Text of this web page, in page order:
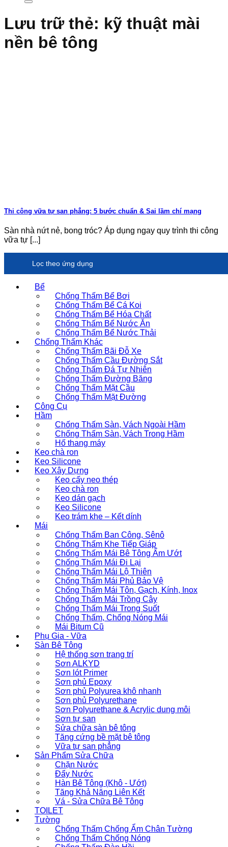
Lưu trữ thẻ: kỹ thuật mài
nền bê tông
Thi công vữa tự san phẳng: 5 bước chuẩn & Sai lầm chí mạng
Sàn nhà nứt nẻ, bong tróc? Áp dụng ngay quy trình thi công
vữa tự [...]
Lọc theo ứng dụng
Bể
Chống Thấm Bể Bơi
Chống Thấm Bể Cá Koi
Chống Thấm Bể Hóa Chất
Chống Thấm Bể Nước Ăn
Chống Thấm Bể Nước Thải
Chống Thấm Khác
Chống Thấm Bãi Đỗ Xe
Chống Thấm Cầu Đường Sắt
Chống Thấm Đá Tự Nhiên
Chống Thấm Đường Băng
Chống Thấm Mặt Cầu
Chống Thấm Mặt Đường
Công Cụ
Hầm
Chống Thấm Sàn, Vách Ngoài Hầm
Chống Thấm Sàn, Vách Trong Hầm
Hố thang máy
Keo chà ron
Keo Silicone
Keo Xây Dựng
Keo cấy neo thép
Keo chà ron
Keo dán gạch
Keo Silicone
Keo trám khe – Kết dính
Mái
Chống Thấm Ban Công, Sênô
Chống Thấm Khe Tiếp Giáp
Chống Thấm Mái Bê Tông Ẩm Ướt
Chống Thấm Mái Đi Lại
Chống Thấm Mái Lộ Thiên
Chống Thấm Mái Phủ Bảo Vệ
Chống Thấm Mái Tôn, Gạch, Kính, Inox
Chống Thấm Mái Trồng Cây
Chống Thấm Mái Trong Suốt
Chống Thấm, Chống Nóng Mái
Mái Bitum Cũ
Phụ Gia - Vữa
Sàn Bê Tông
Hệ thống sơn trang trí
Sơn ALKYD
Sơn lót Primer
Sơn phủ Epoxy
Sơn phủ Polyurea khô nhanh
Sơn phủ Polyurethane
Sơn Polyurethane & Acrylic dung môi
Sơn tự san
Sửa chữa sàn bê tông
Tăng cứng bề mặt bê tông
Vữa tự san phẳng
Sản Phẩm Sửa Chữa
Chặn Nước
Đẩy Nước
Hàn Bê Tông (Khô - Ướt)
Tăng Khả Năng Liên Kết
Vá - Sửa Chữa Bê Tông
TOILET
Tường
Chống Thấm Chống Ẩm Chân Tường
Chống Thấm Chống Nóng